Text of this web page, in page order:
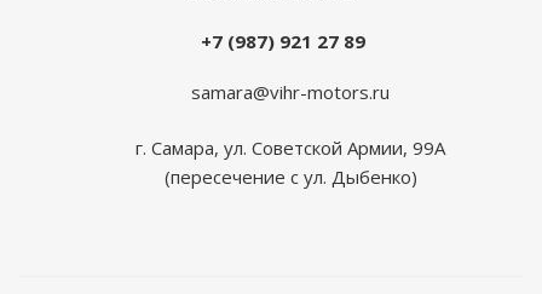
+7 (987) 921 27 89
samara@vihr-motors.ru
г. Самара, ул. Советской Армии, 99А
(пересечение с ул. Дыбенко)